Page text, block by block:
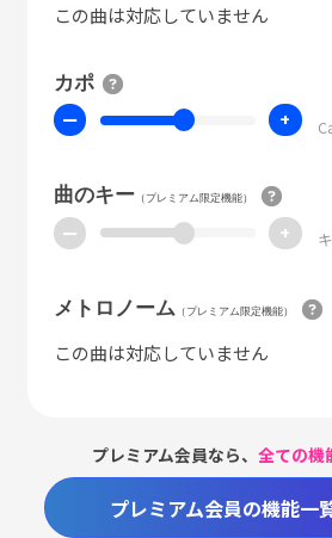
この曲は対応していません
カポ
ー +
曲のキー（プレミアム限定機能）
ー +
メトロノーム （プレミアム限定機能）
この曲は対応していません
プレミアム会員なら、全ての機
プレミアム会員の機能一